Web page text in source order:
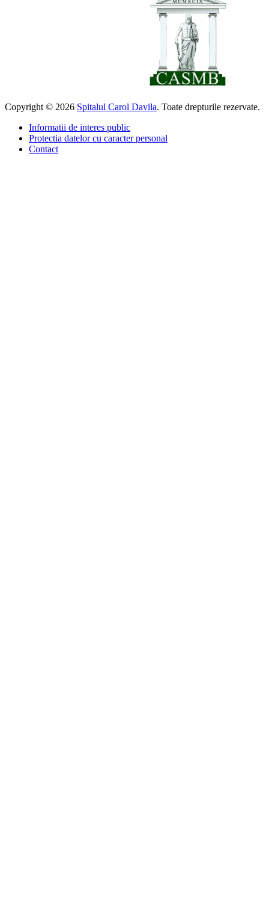
Copyright © 2026 Spitalul Carol Davila. Toate drepturile rezervate.
Informatii de interes public
Protectia datelor cu caracter personal
Contact